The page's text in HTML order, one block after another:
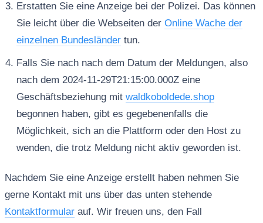
Erstatten Sie eine Anzeige bei der Polizei. Das können
Sie leicht über die Webseiten der Online Wache der
einzelnen Bundesländertun.
Falls Sie nach nach dem Datum der Meldungen, also
nach dem 2024-11-29T21:15:00.000Z eine
Geschäftsbeziehung mit waldkoboldede.shop
begonnen haben, gibt es gegebenenfalls die
Möglichkeit, sich an die Plattform oder den Host zu
wenden, die trotz Meldung nicht aktiv geworden ist.
Nachdem Sie eine Anzeige erstellt haben nehmen Sie
gerne Kontakt mit uns über das unten stehende
Kontaktformularauf. Wir freuen uns, den Fall